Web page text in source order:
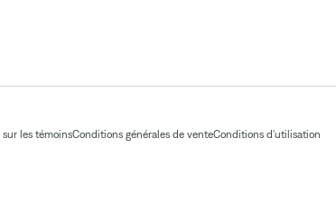
sur les témoinsConditions générales de venteConditions d'utilisation